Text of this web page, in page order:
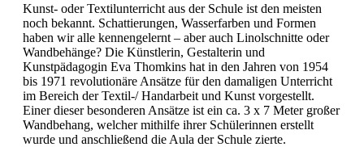
Kunst- oder Textilunterricht aus der Schule ist den meisten
noch bekannt. Schattierungen, Wasserfarben und Formen
haben wir alle kennengelernt – aber auch Linolschnitte oder
Wandbehänge? Die Künstlerin, Gestalterin und
Kunstpädagogin Eva Thomkins hat in den Jahren von 1954
bis 1971 revolutionäre Ansätze für den damaligen Unterricht
im Bereich der Textil-/ Handarbeit und Kunst vorgestellt.
Einer dieser besonderen Ansätze ist ein ca. 3 x 7 Meter großer
Wandbehang, welcher mithilfe ihrer Schülerinnen erstellt
wurde und anschließend die Aula der Schule zierte.